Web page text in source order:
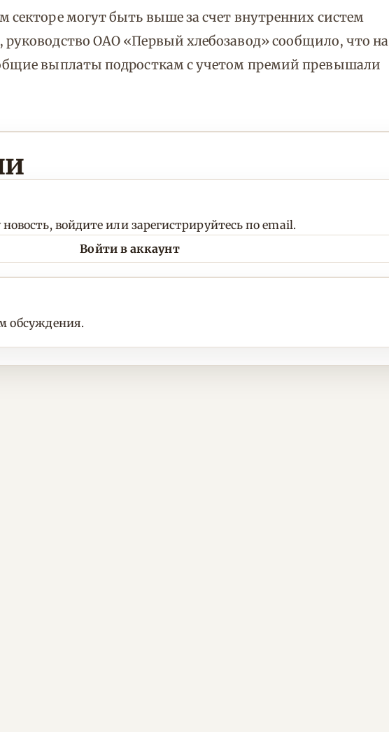
секторе могут быть выше за счет внутренних систем
ОАО «Первый хлебозавод» сообщило, что на
выплаты подросткам с учетом премий превышали
войдите или зарегистрируйтесь по email.
Войти в аккаунт
обсуждения.